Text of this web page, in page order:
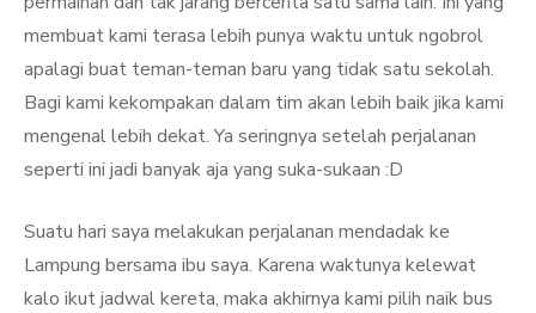
membuat kami terasa lebih punya waktu untuk ngobrol
apalagi buat teman-teman baru yang tidak satu sekolah.
Bagi kami kekompakan dalam tim akan lebih baik jika kami
mengenal lebih dekat. Ya seringnya setelah perjalanan
seperti ini jadi banyak aja yang suka-sukaan :D
Suatu hari saya melakukan perjalanan mendadak ke
Lampung bersama ibu saya. Karena waktunya kelewat
kalo ikut jadwal kereta, maka akhirnya kami pilih naik bus